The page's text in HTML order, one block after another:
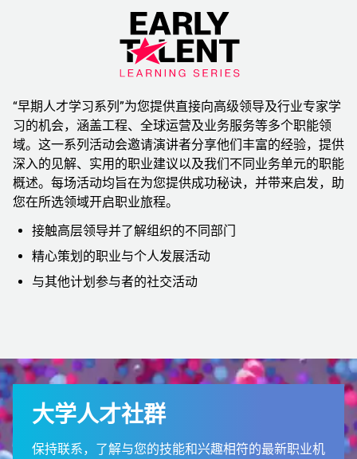
“早期人才学习系列”为您提供直接向高级领导及行业专家学
习的机会，涵盖工程、全球运营及业务服务等多个职能领
域。这一系列活动会邀请演讲者分享他们丰富的经验，提供
深入的见解、实用的职业建议以及我们不同业务单元的职能
概述。每场活动均旨在为您提供成功秘诀，并带来启发，助
您在所选领域开启职业旅程。
接触高层领导并了解组织的不同部门
精心策划的职业与个人发展活动
与其他计划参与者的社交活动
大学人才社群
保持联系，了解与您的技能和兴趣相符的最新职业机